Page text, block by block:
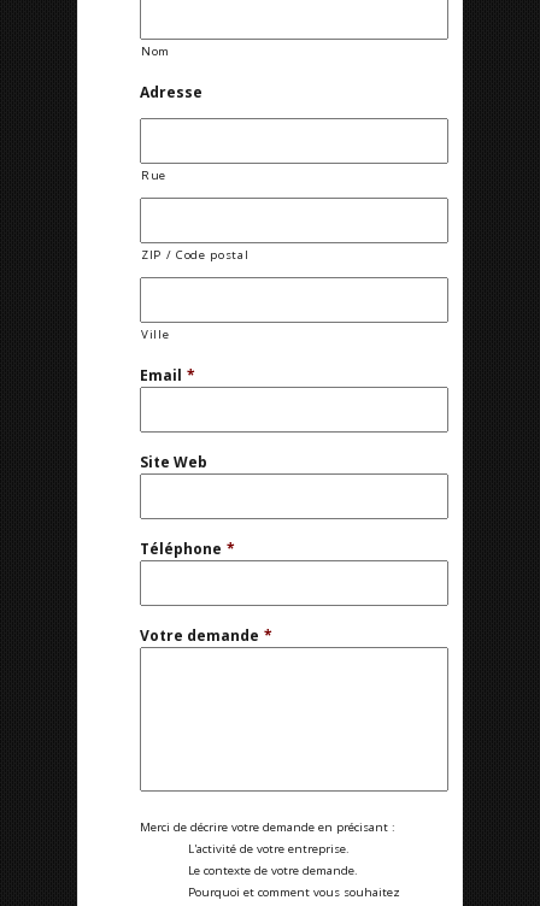
Nom
Adresse
Rue
ZIP / Code postal
Ville
Email *
Site Web
Téléphone *
Votre demande *
Merci de décrire votre demande en précisant :
L'activité de votre entreprise.
Le contexte de votre demande.
Pourquoi et comment vous souhaitez